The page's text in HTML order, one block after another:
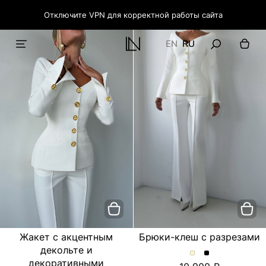
Отключите VPN для корректной работы сайта
EN RU
Жакет с акцентным
декольте и
декоративными
Брюки-клеш с разрезами
Брюки-Брюки-